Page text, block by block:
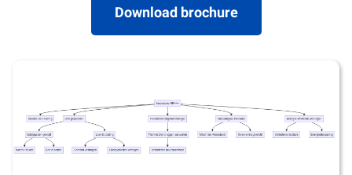
Download brochure